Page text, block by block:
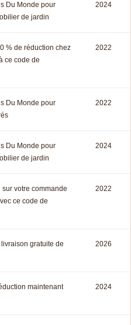
Du Monde pour
de jardin
2024
% de réduction chez
ce code de
2022
Du Monde pour
2022
Du Monde pour
de jardin
2024
votre commande
ce code de
2022
gratuite de
2026
maintenant
2024